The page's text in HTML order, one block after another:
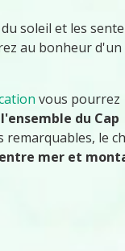
soleil et les
au bonheur d'un
vous pourrez
du Cap
remarquables, le
entre mer et